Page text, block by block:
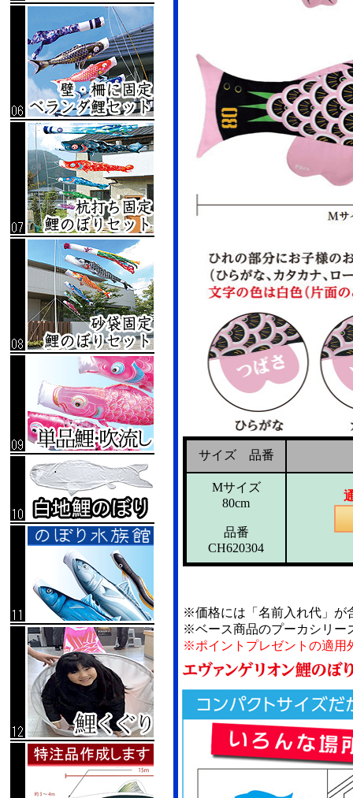
サイズ 品番
Mサイズ
80cm
品番
CH620304
※価格には「名前入れ代」が
※ベース商品のプーカシリー
※ポイントプレゼントの適用